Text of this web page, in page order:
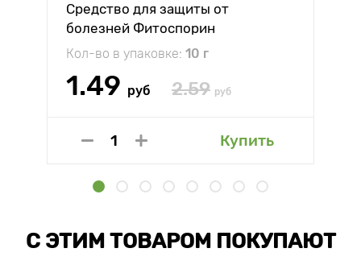
Средство для защиты от
болезней Фитоспорин
Кол-во в упаковке: 10 г
1.49 руб 2.59 руб
Купить
С ЭТИМ ТОВАРОМ ПОКУПАЮТ